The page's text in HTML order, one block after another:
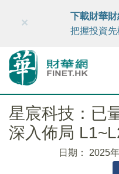
財華智庫網 FINTV
×
下載財華
把握投資先
星宸科技：已
深入佈局
日期： 2025